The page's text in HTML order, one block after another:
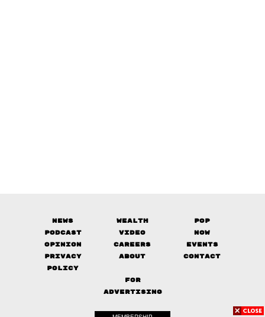
News Wealth
Pop
Podcast
Video
Now
Opinion
Careers
Events
Privacy
Policy
About Contact
FOR
ADVERTISING